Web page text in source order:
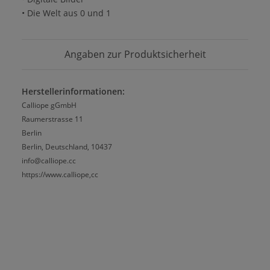
• Die Welt aus 0 und 1
Angaben zur Produktsicherheit
Herstellerinformationen:
Calliope gGmbH
Raumerstrasse 11
Berlin
Berlin, Deutschland, 10437
info@calliope.cc
https://www.calliope,cc